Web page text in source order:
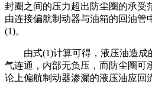
封圈之间的压力超出防尘圈的承受
由连接偏航制动器与油箱的回油管
(1)。
由式(1)计算可得，液压油造成
气连通，内部无负压，而防尘圈可
论上偏航制动器渗漏的液压油应回